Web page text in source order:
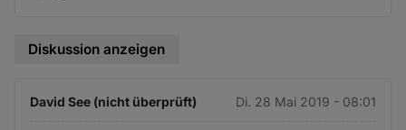
Diskussion anzeigen
David See (nicht überprüft) Di. 28 Mai 2019 - 08:01